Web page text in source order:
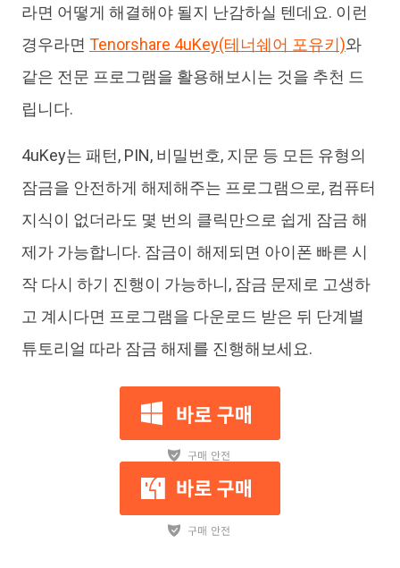
라면 어떻게 해결해야 될지 난감하실 텐데요. 이런
경우라면 Tenorshare 4uKey(테너쉐어 포유키)와
같은 전문 프로그램을 활용해보시는 것을 추천 드
립니다.
4uKey는 패턴, PIN, 비밀번호, 지문 등 모든 유형의
잠금을 안전하게 해제해주는 프로그램으로, 컴퓨터
지식이 없더라도 몇 번의 클릭만으로 쉽게 잠금 해
제가 가능합니다. 잠금이 해제되면 아이폰 빠른 시
작 다시 하기 진행이 가능하니, 잠금 문제로 고생하
고 계시다면 프로그램을 다운로드 받은 뒤 단계별
튜토리얼 따라 잠금 해제를 진행해보세요.